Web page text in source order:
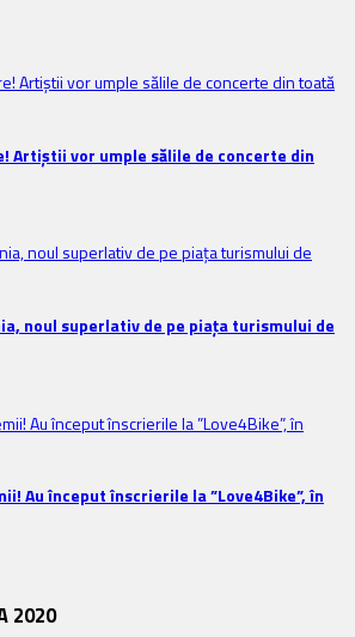
Artiștii vor umple sălile de concerte din
noul superlativ de pe piața turismului de
Au început înscrierile la ”Love4Bike”, în
2020